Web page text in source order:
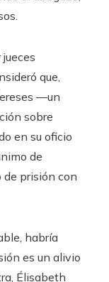
que,
—un
sobre
en su oficio
de
de prisión con
habría
es un alivio
Élisabeth